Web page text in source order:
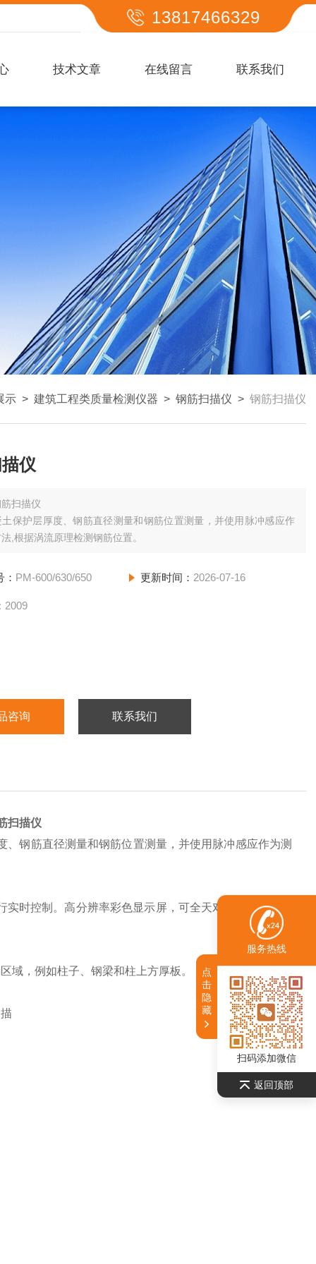
13817466329
技术文章 在线留言 联系我们
示 > 建筑工程类质量检测仪器 > 钢筋扫描仪 > 钢筋扫描仪
仪
扫描仪
土保护层厚度、钢筋直径测量和钢筋位置测量，并使用脉冲感应作
,根据涡流原理检测钢筋位置。
PM-600/630/650 更新时间： 2026-07-16
2009
咨询 联系我们
扫描仪
、钢筋直径测量和钢筋位置测量，并使用脉冲感应作为测
时控制。高分辨率彩色显示屏，可全天对统计数据执行
域，例如柱子、钢梁和柱上方厚板。
服务热线
扫码添加微信
返回顶部
点
击
隐
藏